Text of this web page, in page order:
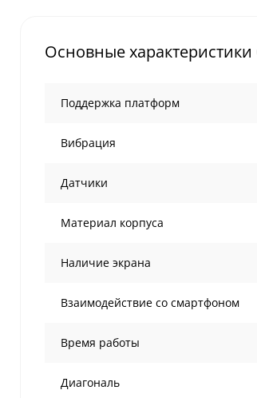
Основные характеристики
Поддержка платформ
Вибрация
Датчики
Материал корпуса
Наличие экрана
Взаимодействие со смартфоном
Время работы
Диагональ